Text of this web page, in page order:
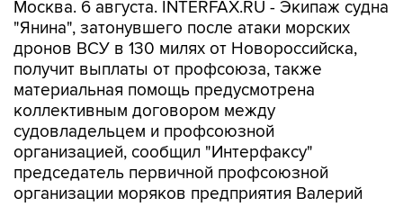
дронов ВСУ в 130 милях от Новороссийска,
получит выплаты от профсоюза, также
материальная помощь предусмотрена
коллективным договором между
судовладельцем и профсоюзной
организацией, сообщил "Интерфаксу"
председатель первичной профсоюзной
организации моряков предприятия Валерий
Березинский в четверг.